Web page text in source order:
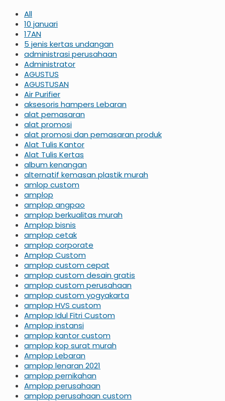
All
10 januari
17AN
5 jenis kertas undangan
administrasi perusahaan
Administrator
AGUSTUS
AGUSTUSAN
Air Purifier
aksesoris hampers Lebaran
alat pemasaran
alat promosi
alat promosi dan pemasaran produk
Alat Tulis Kantor
Alat Tulis Kertas
album kenangan
alternatif kemasan plastik murah
amlop custom
amplop
amplop angpao
amplop berkualitas murah
Amplop bisnis
amplop cetak
amplop corporate
Amplop Custom
amplop custom cepat
amplop custom desain gratis
amplop custom perusahaan
amplop custom yogyakarta
amplop HVS custom
Amplop Idul Fitri Custom
Amplop instansi
amplop kantor custom
amplop kop surat murah
Amplop Lebaran
amplop lenaran 2021
amplop pernikahan
Amplop perusahaan
amplop perusahaan custom